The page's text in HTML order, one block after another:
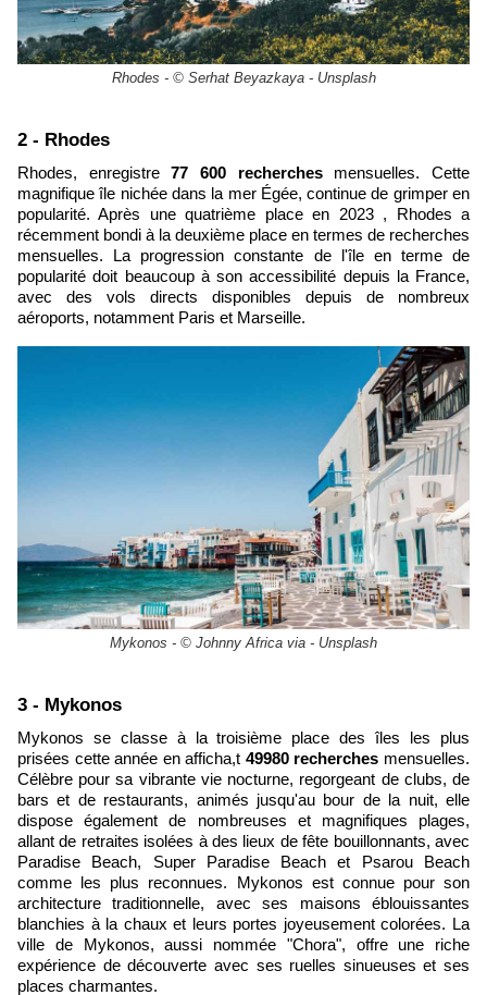
Rhodes - © Serhat Beyazkaya - Unsplash
2 - Rhodes
Rhodes, enregistre77 600 recherches
mensuelles. Cette
magnifique île nichée dans la mer Égée, continue de grimper en
popularité. Après une quatrième place en 2023 , Rhodes a
récemment bondi à la deuxième place en termes de recherches
mensuelles. La progression constante de l'île en terme de
popularité doit beaucoup à son accessibilité depuis la France,
avec des vols directs disponibles depuis de nombreux
aéroports, notamment Paris et Marseille.
Mykonos - © Johnny Africa via - Unsplash
​3 - Mykonos
Mykonos se classe à la troisième place des îles les plus
prisées cette année en afficha,t 49980 recherches mensuelles.
Célèbre pour sa vibrante vie nocturne, regorgeant de clubs, de
bars et de restaurants, animés jusqu'au bour de la nuit, elle
dispose également de nombreuses et magnifiques plages,
allant de retraites isolées à des lieux de fête bouillonnants, avec
Paradise Beach, Super Paradise Beach et Psarou Beach
comme les plus reconnues. Mykonos est connue pour son
architecture traditionnelle, avec ses maisons éblouissantes
blanchies à la chaux et leurs portes joyeusement colorées. La
ville de Mykonos, aussi nommée "Chora", offre une riche
expérience de découverte avec ses ruelles sinueuses et ses
places charmantes.